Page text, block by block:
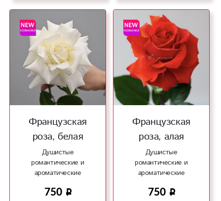
Французская
роза, белая
Душистые
романтические и
ароматические
750
Французская
роза, алая
Душистые
романтические и
ароматические
750